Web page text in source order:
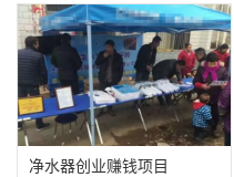
净水器创业赚钱项目